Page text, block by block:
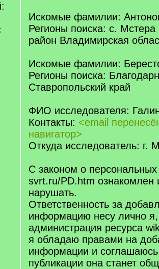
Искомые фамилии:
Регионы поиска: с. Мстера
район Владимирская
Искомые фамилии:
Регионы поиска:
Ставропольский край
ФИО исследователя:
Контакты: <email
навигатор>
Откуда исследователь: г.
С законом о
svrt.ru/PD.htm ознакомлен
нарушать.
Ответственность за
информацию несу лично
администрация ресурса
я обладаю правами на
информации и
публикации она станет